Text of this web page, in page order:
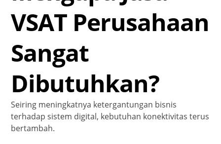
VSAT Perusahaan
Sangat
Dibutuhkan?
Seiring meningkatnya ketergantungan bisnis
terhadap sistem digital, kebutuhan konektivitas terus
bertambah.